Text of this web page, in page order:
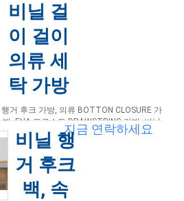
비닐 걸
이 걸이
의류 세
탁 가방
행거 후크 가방, 의류 BOTTON CLOSURE 가
방, EVA 프로스트 DRAWSTRING 가방, 비닐
행거 후크 의류 세탁 가방 문의하시기 바랍니
다 Bagplastics@vip.163.com 행거 가방, 후
크 가방, 의류 가방, BOTTON CLOSURE 가
방, ...
더 읽어보기
2021-03-30 11:56:43
비닐 행
거 후크
백, 속
지금 연락하세요